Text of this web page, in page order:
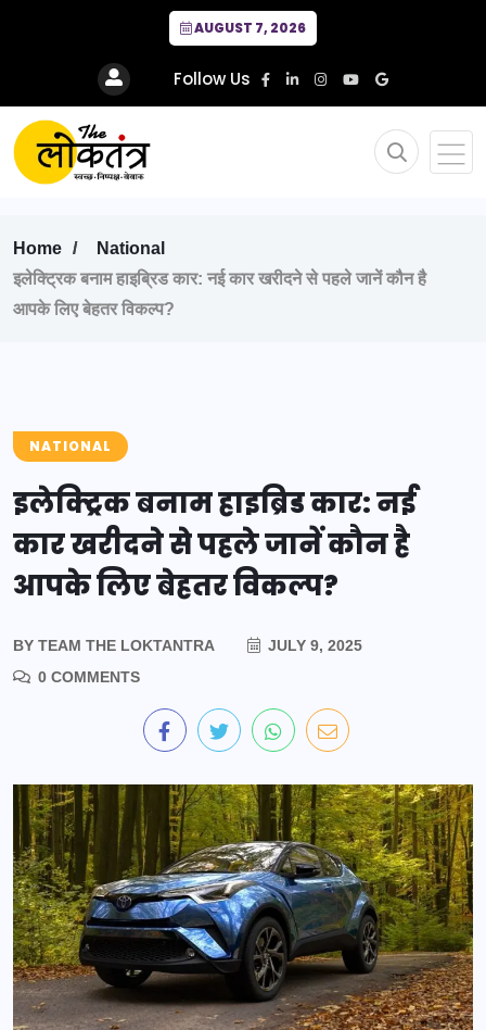
AUGUST 7, 2026
Follow Us
Home
National
इलेक्ट्रिक बनाम हाइब्रिड कार: नई कार खरीदने से पहले जानें कौन है
आपके लिए बेहतर विकल्प?
NATIONAL
इलेक्ट्रिक बनाम हाइब्रिड कार: नई
कार खरीदने से पहले जानें कौन है
आपके लिए बेहतर विकल्प?
BY TEAM THE LOKTANTRA
JULY 9, 2025
0 COMMENTS